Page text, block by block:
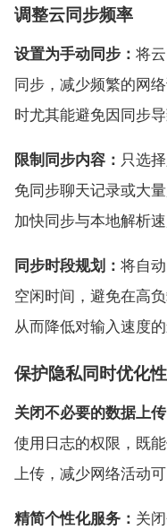
调整云同步频率
设置为手动同步： 将
同步，减少频繁的网
时尤其能避免因同步导
限制同步内容： 只选
免同步聊天记录或大
加快同步与本地解析
同步时段规划： 将自
空闲时间，避免在高
从而降低对输入速度的
保护隐私同时优化
关闭不必要的数据上传
使用日志的权限，既
上传，减少网络活动
精简个性化服务： 关